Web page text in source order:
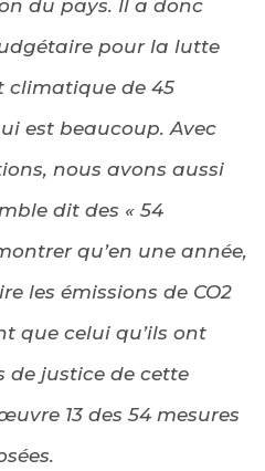
du pays. Il a donc
pour la lutte
climatique de 45
est beaucoup. Avec
nous avons aussi
dit des « 54
qu’en une année,
les émissions de CO2
que celui qu’ils ont
de justice de cette
13 des 54 mesures